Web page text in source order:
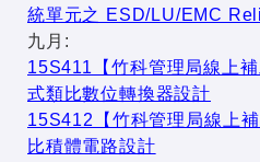
統單元之 ESD/LU/EMC
九月:
15S411【竹科管理局線上
式類比數位轉換器設計
15S412【竹科管理局線上
比積體電路設計